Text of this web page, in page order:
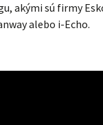
akými sú firmy
alebo i-Echo.